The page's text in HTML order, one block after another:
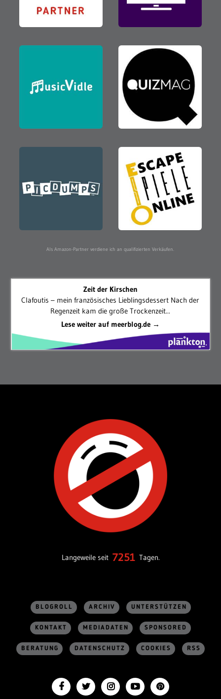
Als Amazon-Partner verdiene ich an qualifizierten Verkäufen.
Zeit der Kirschen
Clafoutis – mein französisches Lieblingsdessert Nach der
Regenzeit kam die große Trockenzeit...
Lese weiter auf meerblog.de →
Langeweile seit 7251 Tagen.
BLOGROLL ARCHIV UNTERSTÜTZEN
KONTAKT MEDIADATEN SPONSORED
BERATUNG DATENSCHUTZ COOKIES RSS